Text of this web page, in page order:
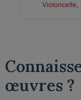
Violoncelle,
œuvres ?